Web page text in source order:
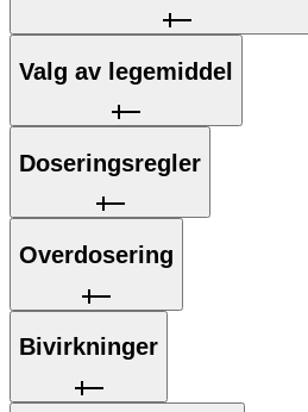
Valg av legemiddel
Doseringsregler
Overdosering
Bivirkninger